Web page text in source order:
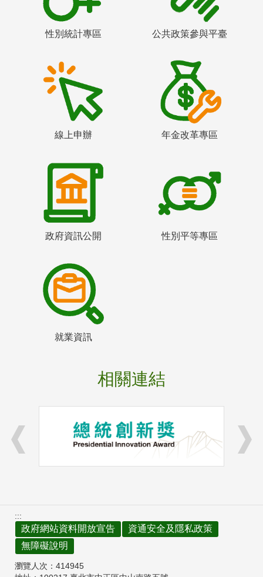
性別統計專區 公共政策參與平臺
線上申辦 年金改革專區
政府資訊公開 性別平等專區
就業資訊
相關連結
:::
政府網站資料開放宣告
資通安全及隱私政策
無障礙說明
瀏覽人次： 414945